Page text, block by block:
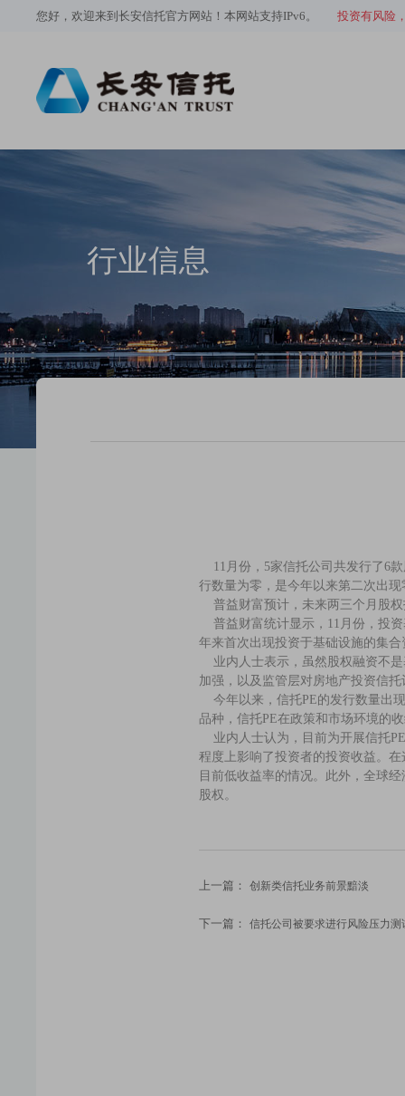
您好，欢迎来到长安信托官方网站！本网站支持IPv6。 投资有风险
行业信息
11月份，5家信托公司共发行了6款
行数量为零，是今年以来第二次出
普益财富预计，未来两三个月股权
普益财富统计显示，11月份，投
年来首次出现投资于基础设施的集
业内人士表示，虽然股权融资不是
加强，以及监管层对房地产投资信
今年以来，信托PE的发行数量出
品种，信托PE在政策和市场环境的
业内人士认为，目前为开展信托
程度上影响了投资者的投资收益。
目前低收益率的情况。此外，全球
股权。
上一篇： 创新类信托业务前景黯淡
下一篇： 信托公司被要求进行风险压力测